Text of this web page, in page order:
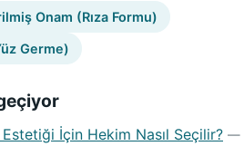
Onam (Rıza Formu)
Germe)
İçin Hekim Nasıl Seçilir? —